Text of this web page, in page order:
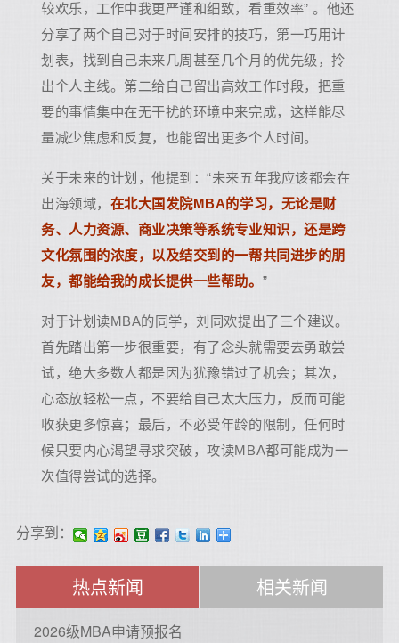
较欢乐，工作中我更严谨和细致，看重效率” 。他还
分享了两个自己对于时间安排的技巧，第一巧用计
划表，找到自己未来几周甚至几个月的优先级，拎
出个人主线。第二给自己留出高效工作时段，把重
要的事情集中在无干扰的环境中来完成，这样能尽
量减少焦虑和反复，也能留出更多个人时间。
关于未来的计划，他提到：“未来五年我应该都会在
出海领域， 在北大国发院MBA的学习，无论是财
务、人力资源、商业决策等系统专业知识，还是跨
文化氛围的浓度，以及结交到的一帮共同进步的朋
友，都能给我的成长提供一些帮助。 ”
对于计划读MBA的同学，刘同欢提出了三个建议。
首先踏出第一步很重要，有了念头就需要去勇敢尝
试，绝大多数人都是因为犹豫错过了机会；其次，
心态放轻松一点，不要给自己太大压力，反而可能
收获更多惊喜；最后，不必受年龄的限制，任何时
候只要内心渴望寻求突破，攻读MBA都可能成为一
次值得尝试的选择。
分享到：
热点新闻 相关新闻
2026级MBA申请预报名